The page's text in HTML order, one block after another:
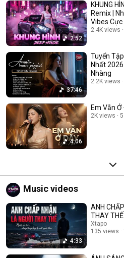
2:52
KHUNG
Remix |
Vibes Cực
2.4K views
37:46
Tuyển
Nhất
Nhàng
2.2K views
4:06
Em Vẫn
2K views
Music videos
4:33
ANH
THAY
Xtapo
135 views